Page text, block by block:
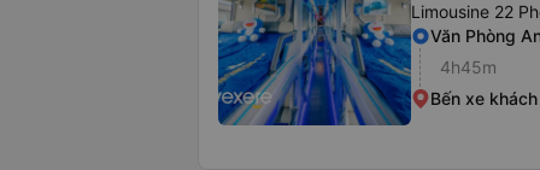
Limousine 22
Văn Phòng
4h45m
Bến xe